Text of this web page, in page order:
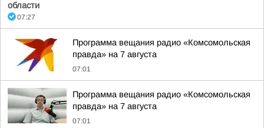
области
07:27
Программа вещания радио «Комсомольская
правда» на 7 августа
07:01
Программа вещания радио «Комсомольская
правда» на 7 августа
07:01